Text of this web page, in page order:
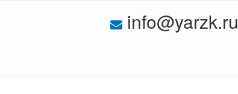
info@yarzk.ru